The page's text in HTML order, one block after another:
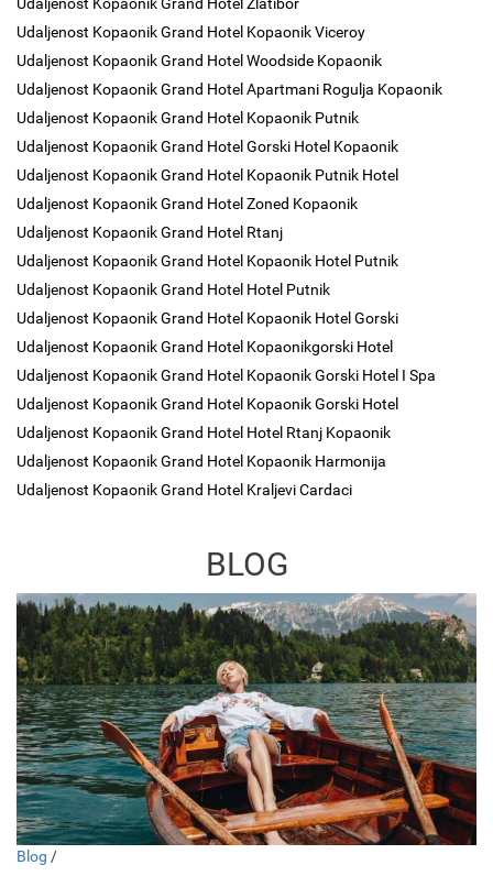
Udaljenost Kopaonik Grand Hotel Kopaonik Viceroy
Udaljenost Kopaonik Grand Hotel Woodside Kopaonik
Udaljenost Kopaonik Grand Hotel Apartmani Rogulja Kopaonik
Udaljenost Kopaonik Grand Hotel Kopaonik Putnik
Udaljenost Kopaonik Grand Hotel Gorski Hotel Kopaonik
Udaljenost Kopaonik Grand Hotel Kopaonik Putnik Hotel
Udaljenost Kopaonik Grand Hotel Zoned Kopaonik
Udaljenost Kopaonik Grand Hotel Rtanj
Udaljenost Kopaonik Grand Hotel Kopaonik Hotel Putnik
Udaljenost Kopaonik Grand Hotel Hotel Putnik
Udaljenost Kopaonik Grand Hotel Kopaonik Hotel Gorski
Udaljenost Kopaonik Grand Hotel Kopaonikgorski Hotel
Udaljenost Kopaonik Grand Hotel Kopaonik Gorski Hotel I Spa
Udaljenost Kopaonik Grand Hotel Kopaonik Gorski Hotel
Udaljenost Kopaonik Grand Hotel Hotel Rtanj Kopaonik
Udaljenost Kopaonik Grand Hotel Kopaonik Harmonija
Udaljenost Kopaonik Grand Hotel Kraljevi Cardaci
BLOG
Blog /